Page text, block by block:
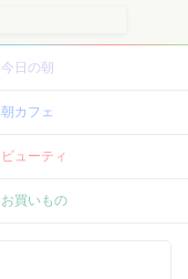
今日の朝
朝カフェ
ビューティ
お買いもの